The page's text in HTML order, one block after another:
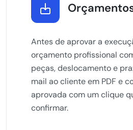
Antes de aprovar a
orçamento profissional
peças, deslocamento e
mail ao cliente em PDF e
aprovada com um clique
confirmar.